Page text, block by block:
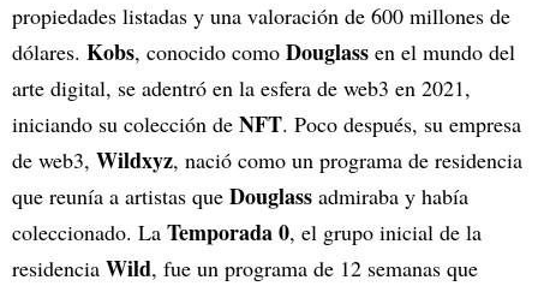
propiedades listadas y una valoración de 600 millones de
dólares. Kobs, conocido como Douglass en el mundo del
arte digital, se adentró en la esfera de web3 en 2021,
iniciando su colección de NFT. Poco después, su empresa
de web3, Wildxyz, nació como un programa de residencia
que reunía a artistas que Douglass admiraba y había
coleccionado. La Temporada 0, el grupo inicial de la
residencia Wild, fue un programa de 12 semanas que